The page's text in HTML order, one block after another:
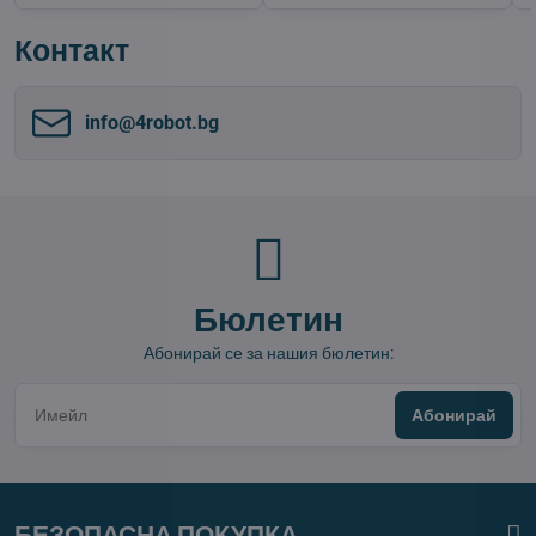
Контакт
info​@4robot​.bg
Бюлетин
Абонирай се за нашия бюлетин:
Абонирай